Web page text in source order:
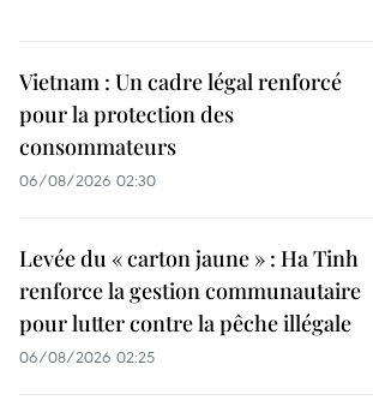
Vietnam : Un cadre légal renforcé
pour la protection des
consommateurs
06/08/2026 02:30
Levée du « carton jaune » : Ha Tinh
renforce la gestion communautaire
pour lutter contre la pêche illégale
06/08/2026 02:25